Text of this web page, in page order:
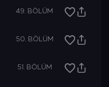
49. BÖLÜM
50. BÖLÜM
51. BÖLÜM